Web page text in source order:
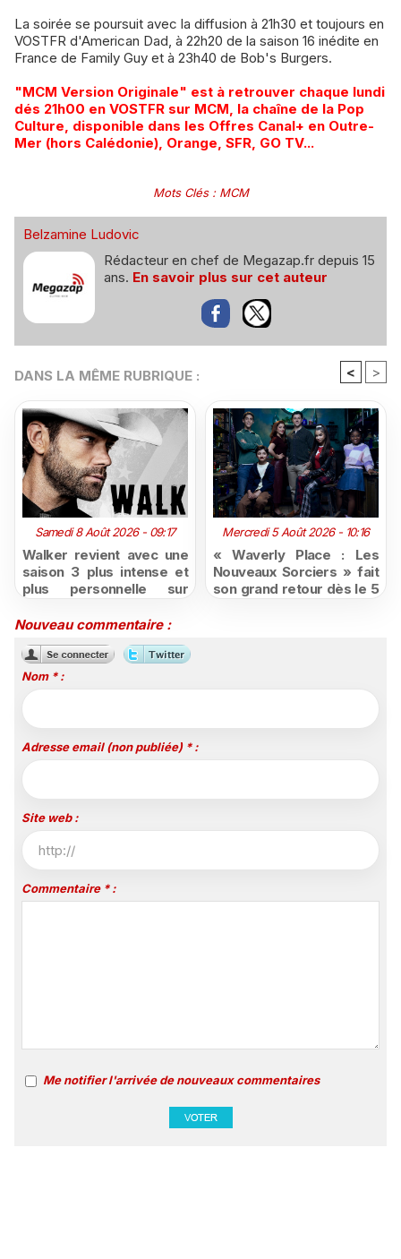
La soirée se poursuit avec la diffusion à 21h30 et toujours en
VOSTFR d'American Dad, à 22h20 de la saison 16 inédite en
France de Family Guy et à 23h40 de Bob's Burgers.
"MCM Version Originale" est à retrouver chaque lundi
dés 21h00 en VOSTFR sur MCM, la chaîne de la Pop
Culture, disponible dans les Offres Canal+ en Outre-
Mer (hors Calédonie), Orange, SFR, GO TV...
Mots Clés: MCM
Belzamine Ludovic
Rédacteur en chef de Megazap.fr depuis 15
ans. En savoir plus sur cet auteur
DANS LA MÊME RUBRIQUE : < >
Samedi 8 Août 2026 - 09:17
Walker revient avec une
saison 3 plus intense et
plus personnelle sur
Mercredi 5 Août 2026 - 10:16
« Waverly Place : Les
Nouveaux Sorciers » fait
son grand retour dès le 5
Nouveau commentaire :
Nom * :
Adresse email (non publiée) * :
Site web :
Commentaire * :
Me notifier l'arrivée de nouveaux commentaires